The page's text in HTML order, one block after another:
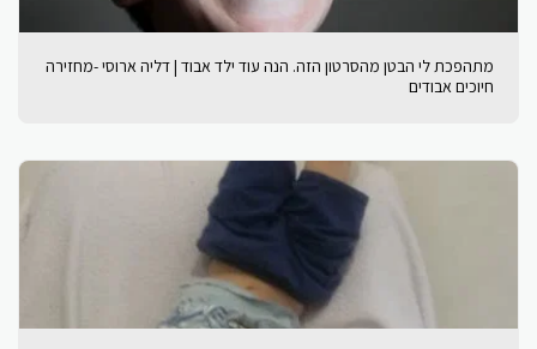
מתהפכת לי הבטן מהסרטון הזה. הנה עוד ילד אבוד | דליה ארוסי -מחזירה
חיוכים אבודים